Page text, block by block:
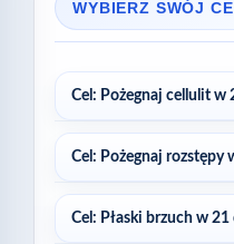
WYBIERZ SWÓJ
Cel: Pożegnaj cellulit w
Cel: Pożegnaj rozstępy
Cel: Płaski brzuch w 21